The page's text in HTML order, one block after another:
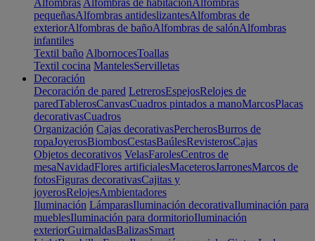
Alfombras Alfombras de habitaciónAlfombras
pequeñasAlfombras antideslizantesAlfombras de
exteriorAlfombras de bañoAlfombras de salónAlfombras
infantiles
Textil baño AlbornocesToallas
Textil cocina MantelesServilletas
Decoración
Decoración de pared LetrerosEspejosRelojes de
paredTablerosCanvasCuadros pintados a manoMarcosPlacas
decorativasCuadros
Organización Cajas decorativasPercherosBurros de
ropaJoyerosBiombosCestasBaúlesRevisterosCajas
Objetos decorativos VelasFarolesCentros de
mesaNavidadFlores artificialesMaceterosJarronesMarcos de
fotosFiguras decorativasCajitas y
joyerosRelojesAmbientadores
Iluminación LámparasIluminación decorativaIluminación para
mueblesIluminación para dormitorioIluminación
exteriorGuirnaldasBalizasSmart